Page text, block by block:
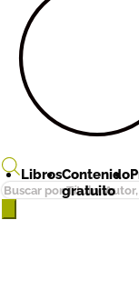
Búsqueda
de
LibrosContenido
gratuito